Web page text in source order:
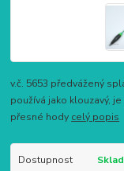
v.č. 5653 předvážený
používá jako klouzavý,
přesné hody celý popis
Dostupnost